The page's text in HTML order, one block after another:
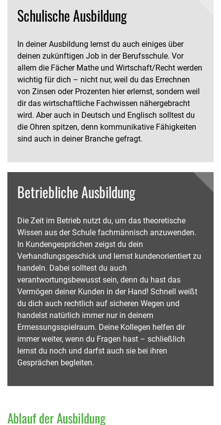
Schulische Ausbildung
In deiner Ausbildung lernst du auch einiges über
deinen zukünftigen Job in der Berufsschule. Vor
allem die Fächer Mathe und Wirtschaft/Recht werden
wichtig für dich – nicht nur, weil du das Errechnen
von Zinsen oder Prozenten hier erlernst, sondern weil
dir das wirtschaftliche Fachwissen nähergebracht
wird. Aber auch in Deutsch und Englisch solltest du
die Ohren spitzen, denn kommunikative Fähigkeiten
sind auch in deiner Branche gefragt.
Betriebliche Ausbildung
Die Zeit im Betrieb nutzt du, um das theoretische
Wissen aus der Schule fachmännisch anzuwenden.
In Kundengesprächen zeigst du dein
Verhandlungsgeschick und lernst kundenorientiert zu
handeln. Dabei solltest du auch
verantwortungsbewusst sein, denn du hast das
Vermögen deiner Kunden in der Hand! Schnell weißt
du dich auch rechtlich auf sicheren Wegen und
handelst natürlich immer nur in deinem
Ermessungsspielraum. Deine Kollegen helfen dir
immer weiter, wenn du Fragen hast – schließlich
lernst du noch und darfst auch sie bei ihren
Gesprächen begleiten.
Ablauf der Ausbildung